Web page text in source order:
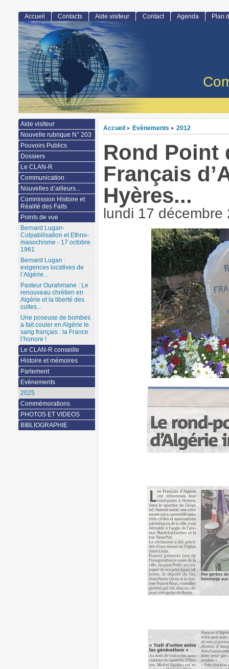
Accueil > Evènements > 2012
Rond Point
Français
Hyères...
lundi 17 décembre
Accueil Contacts Aide visiteur Contact Agenda Plan
Aide visiteur
Nouvelle rubrique N° 203
Pouvoirs Publics
Dossiers
Le CLAN-R
Communication
Nouvelles d’ailleurs...
Commission Histoire et
Réalité des Faits
Points de vue
Bernard Lugan-
Culpabilisation et Ethno-
masochisme - 17 octobre
1961
Bernard Lugan :
exigences locatives de
l’Algérie...
Pasteur Ourahmane : Le
renouveau chrétien en
Algérie et la liberté des
cultes...
Une poseuse de bombes
a fait couler en Algérie le
sang français : la France
l’honore !
Le CLAN-R conseille
Histoire et mémoires
Parlement
Evènements
2025
Commémorations
PHOTOS ET VIDEOS
BIBLIOGRAPHIE